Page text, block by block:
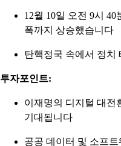
12월 10일 오전 9시
폭까지 상승했습니다
탄핵정국 속에서 정치
투자포인트:
이재명의 디지털 대전
기대됩니다
공공 데이터 및 소프